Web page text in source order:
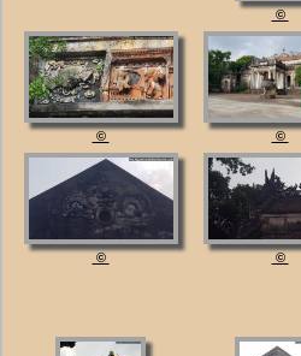
©
© ©
© ©